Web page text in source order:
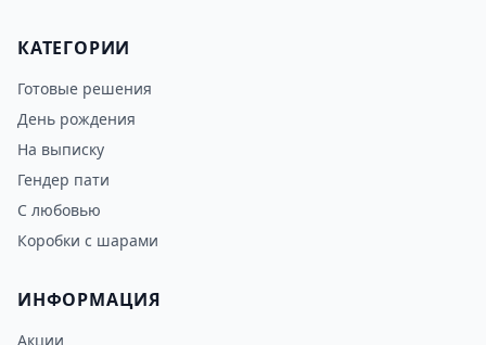
КАТЕГОРИИ
Готовые решения
День рождения
На выписку
Гендер пати
С любовью
Коробки с шарами
ИНФОРМАЦИЯ
Акции